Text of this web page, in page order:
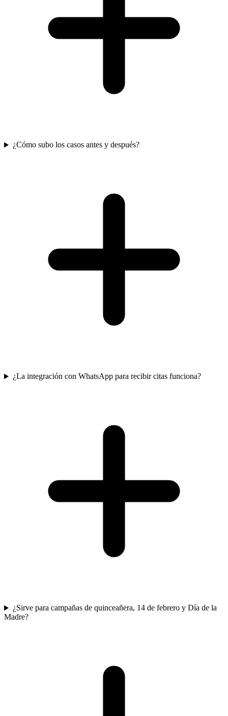
¿Cómo subo los casos antes y después?
¿La integración con WhatsApp para recibir citas funciona?
¿Sirve para campañas de quinceañera, 14 de febrero y Día de la
Madre?